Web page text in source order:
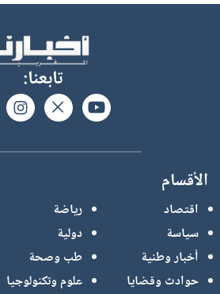
تابعنا:
الأقسام
رياضة
دولية
طب وصحة
علوم وتكنولوجيا
اقتصاد
سياسة
أخبار وطنية
حوادث وقضايا